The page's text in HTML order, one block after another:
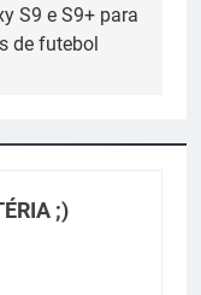
S9 e S9+ para
de futebol
;)